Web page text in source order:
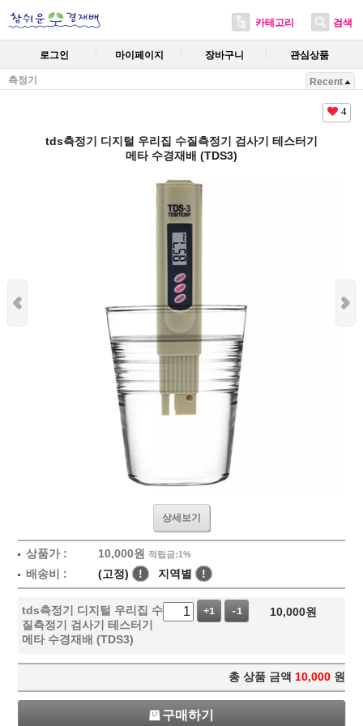
카테고리 검색
로그인 마이페이지 장바구니 관심상품
측정기 Recent
4
tds측정기 디지털 우리집 수질측정기 검사기 테스터기
메타 수경재배 (TDS3)
상세보기
상품가 : 10,000원 적립금:1%
배송비 : (고정) ! 지역별 !
tds측정기 디지털 우리집 수
질측정기 검사기 테스터기
메타 수경재배 (TDS3)
+1 -1 10,000원
총 상품 금액 10,000 원
구매하기